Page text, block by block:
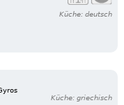
Küche: deutsch
Küche: griechisch